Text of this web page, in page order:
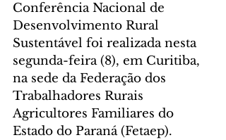
Conferência Nacional de
Desenvolvimento Rural
Sustentável foi realizada nesta
segunda-feira (8), em Curitiba,
na sede da Federação dos
Trabalhadores Rurais
Agricultores Familiares do
Estado do Paraná (Fetaep).